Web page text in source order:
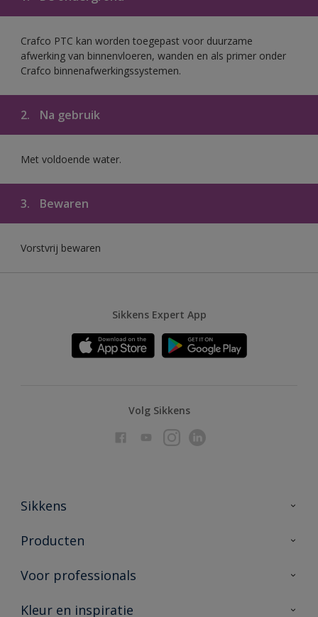
Crafco PTC kan worden toegepast voor duurzame
afwerking van binnenvloeren, wanden en als primer onder
Crafco binnenafwerkingssystemen.
2. Na gebruik
Met voldoende water.
3. Bewaren
Vorstvrij bewaren
Sikkens Expert App
Volg Sikkens
Sikkens
Over Sikkens
Duurzaamheid
Producten
Producten voor binnen
Vind je verkooppunt
Voor professionals
Advies & service
Kleur en inspiratie